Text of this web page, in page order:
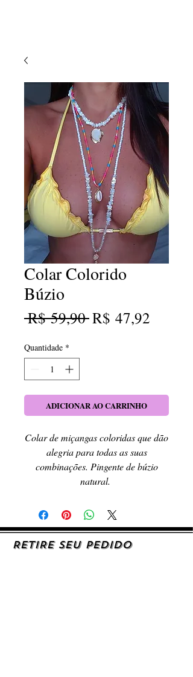
Colar Colorido
Búzio
R$ 59,90 Preço
R$ 47,92
Quantidade *
ADICIONAR AO CARRINHO
Colar de miçangas coloridas que dão
alegria para todas as suas
combinações. Pingente de búzio
natural.
RETIRE SEU PEDIDO